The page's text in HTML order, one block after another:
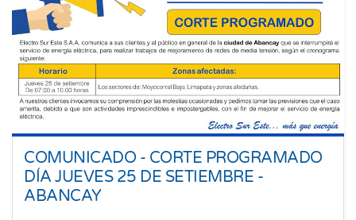
COMUNICADO - CORTE PROGRAMADO
DÍA JUEVES 25 DE SETIEMBRE -
ABANCAY